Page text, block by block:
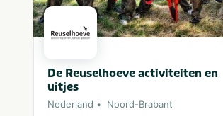
De Reuselhoeve activiteiten en
uitjes
Nederland Noord-Brabant